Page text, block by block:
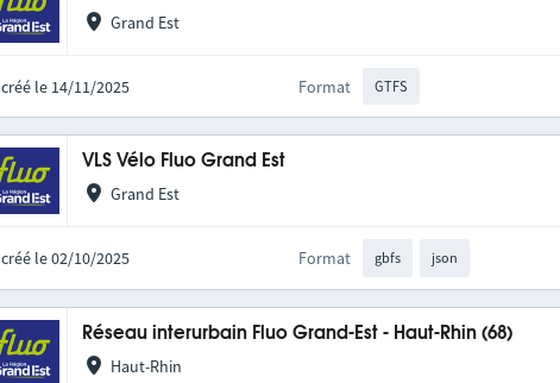
Grand Est
créé le 14/11/2025 Format GTFS
VLS Vélo Fluo Grand Est
Grand Est
créé le 02/10/2025 Format gbfs json
Réseau interurbain Fluo Grand-Est - Haut-Rhin (68)
Haut-Rhin